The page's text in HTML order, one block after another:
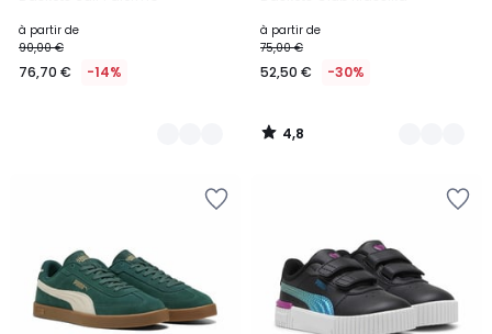
à partir de
90,00 €
76,70 € -14%
à partir de
75,00 €
52,50 € -30%
4,8
/